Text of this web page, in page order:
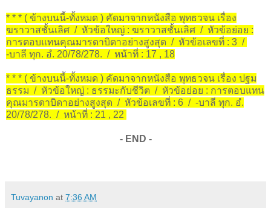
* * * ( ข้างบนนี้-ทั้งหมด ) คัดมาจากหนังสือ พุทธวจน เรื่อง
ฆราวาสชั้นเลิศ / หัวข้อใหญ่ : ฆราวาสชั้นเลิศ / หัวข้อย่อย :
การตอบแทนคุณมารดาบิดาอย่างสูงสุด / หัวข้อเลขที่ : 3 /
-บาลี ทุก. อํ. 20/78/278. / หน้าที่ : 17 , 18
* * * ( ข้างบนนี้-ทั้งหมด ) คัดมาจากหนังสือ พุทธวจน เรื่อง ปฐม
ธรรม / หัวข้อใหญ่ : ธรรมะกับชีวิต / หัวข้อย่อย : การตอบแทน
คุณมารดาบิดาอย่างสูงสุด / หัวข้อเลขที่ : 6 / -บาลี ทุก. อํ.
20/78/278. / หน้าที่ : 21 , 22
- END -
Tuvayanon at 7:36 AM